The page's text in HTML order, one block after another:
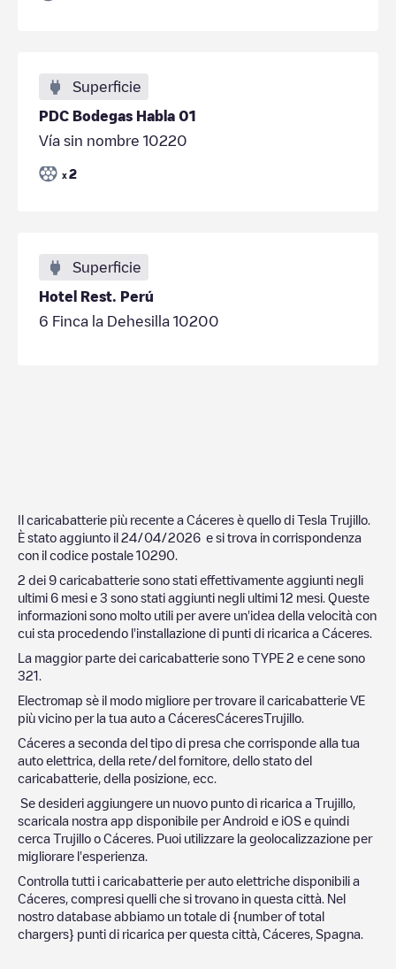
Superficie
PDC Bodegas Habla 01
Vía sin nombre 10220
x 2
Superficie
Hotel Rest. Perú
6 Finca la Dehesilla 10200
Il caricabatterie più recente a Cáceres è quello di Tesla Trujillo
È stato aggiunto il 24/04/2026 e si trova in corrispondenza
con il codice postale 10290
2 dei 9 caricabatterie sono stati effettivamente aggiunti negli
ultimi 6 mesi e 3 sono stati aggiunti negli ultimi 12 mesi. Queste
informazioni sono molto utili per avere un'idea della velocità con
cui sta procedendo l'installazione di punti di ricarica a Cáceres
La maggior parte dei caricabatterie sono TYPE 2 e cene sono
321
Electromap sè il modo migliore per trovare il caricabatterie VE
più vicino per la tua auto a CáceresCáceresTrujillo
Cáceres a seconda del tipo di presa che corrisponde alla tua
auto elettrica, della rete/del fornitore, dello stato del
caricabatterie, della posizione, ecc.
Se desideri aggiungere un nuovo punto di ricarica a Trujillo
scaricala nostra app disponibile per Android e iOS e quindi
cerca Trujillo o Cáceres . Puoi utilizzare la geolocalizzazione per
migliorare l'esperienza.
Controlla tutti i caricabatterie per auto elettriche disponibili a
Cáceres , compresi quelli che si trovano in questa città. Nel
nostro database abbiamo un totale di {number of total
chargers} punti di ricarica per questa città, Cáceres Spagna